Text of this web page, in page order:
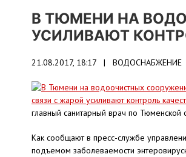
В ТЮМЕНИ НА
УСИЛИВАЮТ
21.08.2017, 18:17 | ВОДОСНАБЖЕНИЕ
главный санитарный врач по Тюменской
Как сообщают в пресс-службе
подъемом заболеваемости